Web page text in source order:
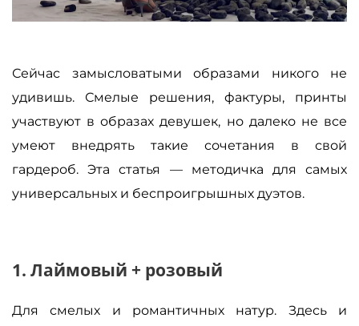
Сейчас замысловатыми образами никого не
удивишь. Смелые решения, фактуры, принты
участвуют в образах девушек, но далеко не все
умеют внедрять такие сочетания в свой
гардероб. Эта статья — методичка для самых
универсальных и беспроигрышных дуэтов.
1. Лаймовый + розовый
Для смелых и романтичных натур. Здесь и